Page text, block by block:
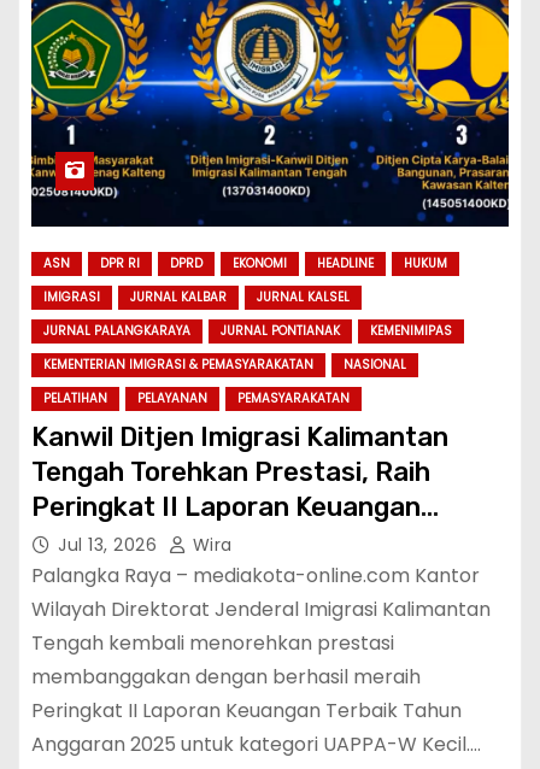
ASN DPR RI DPRD EKONOMI HEADLINE
HUKUM
IMIGRASI
JURNAL KALBAR
JURNAL KALSEL
JURNAL PALANGKARAYA
JURNAL PONTIANAK
KEMENIMIPAS
KEMENTERIAN IMIGRASI & PEMASYARAKATAN
NASIONAL
PELATIHAN
PELAYANAN PEMASYARAKATAN
Kanwil Ditjen Imigrasi Kalimantan
Tengah Torehkan Prestasi, Raih
Peringkat II Laporan Keuangan
Terbaik Tahun Anggaran 2025
Jul 13, 2026 Wira
Palangka Raya – mediakota-online.com Kantor
Wilayah Direktorat Jenderal Imigrasi Kalimantan
Tengah kembali menorehkan prestasi
membanggakan dengan berhasil meraih
Peringkat II Laporan Keuangan Terbaik Tahun
Anggaran 2025 untuk kategori UAPPA-W Kecil.…